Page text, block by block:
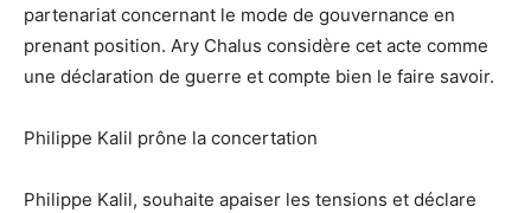
partenariat concernant le mode de gouvernance en
prenant position. Ary Chalus considère cet acte comme
une déclaration de guerre et compte bien le faire savoir.
Philippe Kalil prône la concertation
Philippe Kalil, souhaite apaiser les tensions et déclare